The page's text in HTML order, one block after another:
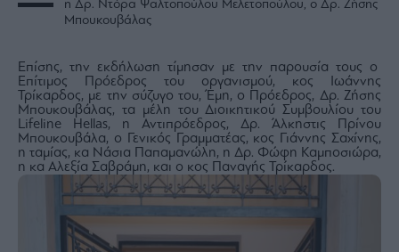
η Δρ. Ντόρα Ψαλτοπούλου Μελετοπούλου, ο Δρ. Ζήσης
Μπουκουβάλας
Επίσης, την εκδήλωση τίμησαν με την παρουσία τους ο
Επίτιμος Πρόεδρος του οργανισμού, κος Ιωάννης
Τρίκαρδος, με την σύζυγο του, Έμη, ο Πρόεδρος, Δρ. Ζήσης
Μπουκουβάλας, τα μέλη του Διοικητικού Συμβουλίου του
Lifeline Hellas, η Αντιπρόεδρος, Δρ. Άλκηστις Πρίνου
Μπουκουβάλα, ο Γενικός Γραμματέας, κος Γιάννης Σαχίνης,
η ταμίας, κα Νάσια Παπαμανώλη, η Δρ. Φώφη Καμποσιώρα,
η κα Αλεξία Σαβράμη, και ο κος Παναγής Τρίκαρδος.